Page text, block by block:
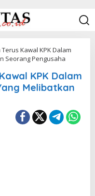
Terus Kawal KPK Dalam
Seorang Pengusaha
KPK Dalam
Melibatkan